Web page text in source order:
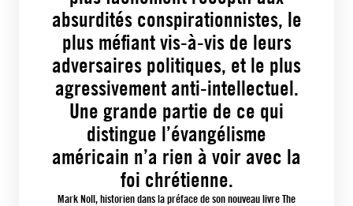
absurdités conspirationnistes, le
plus méfiant vis-à-vis de leurs
adversaires politiques, et le plus
agressivement anti-intellectuel.
Une grande partie de ce qui
distingue l’évangélisme
américain n’a rien à voir avec la
foi chrétienne.
Mark Noll, historien dans la préface de son nouveau livre The